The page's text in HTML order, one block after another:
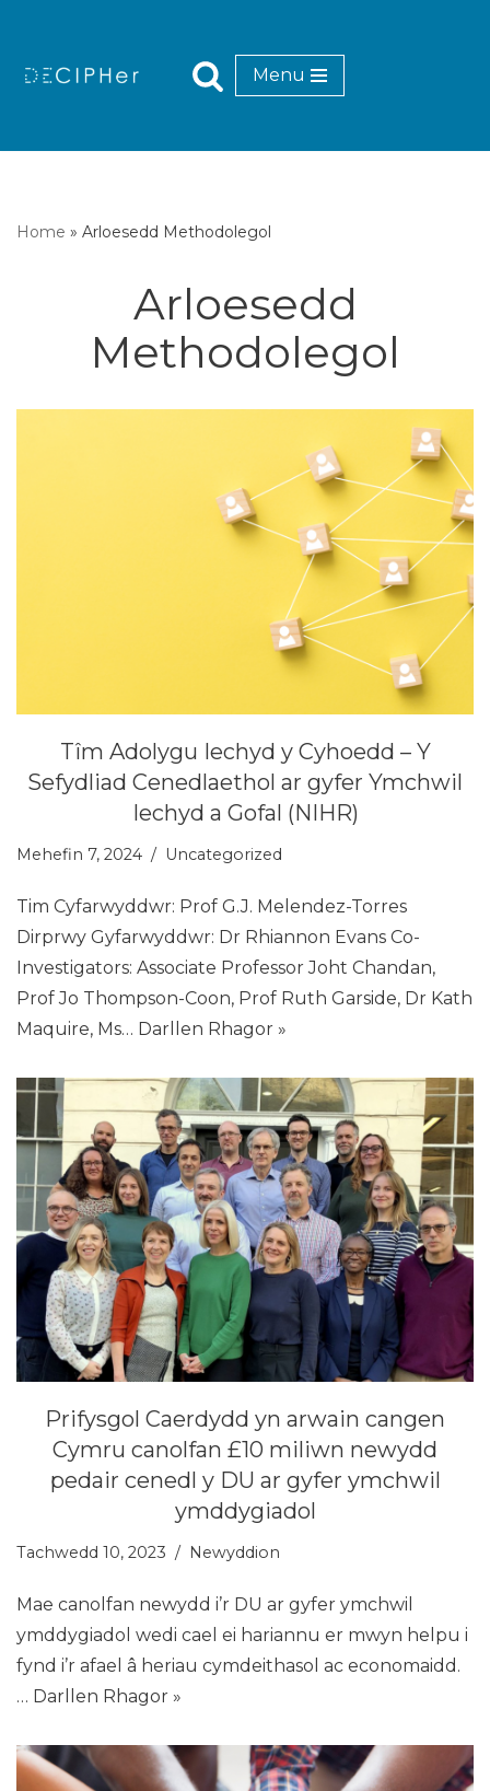
Menu
Home » Arloesedd Methodolegol
Arloesedd
Methodolegol
Tîm Adolygu Iechyd y Cyhoedd – Y
Sefydliad Cenedlaethol ar gyfer Ymchwil
Iechyd a Gofal (NIHR)
Mehefin 7, 2024 Uncategorized
Tim Cyfarwyddwr: Prof G.J. Melendez-Torres
Dirprwy Gyfarwyddwr: Dr Rhiannon Evans Co-
Investigators: Associate Professor Joht Chandan,
Prof Jo Thompson-Coon, Prof Ruth Garside, Dr Kath
Maquire, Ms… Darllen Rhagor »
Prifysgol Caerdydd yn arwain cangen
Cymru canolfan £10 miliwn newydd
pedair cenedl y DU ar gyfer ymchwil
ymddygiadol
Tachwedd 10, 2023 Newyddion
Mae canolfan newydd i’r DU ar gyfer ymchwil
ymddygiadol wedi cael ei hariannu er mwyn helpu i
fynd i’r afael â heriau cymdeithasol ac economaidd.
… Darllen Rhagor »